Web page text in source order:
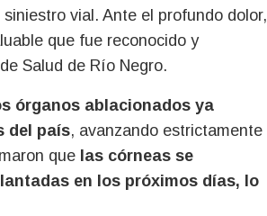
vial. Ante el profundo dolor,
que fue reconocido y
Salud de Río Negro.
órganos ablacionados ya
del país, avanzando estrictamente
que las córneas se
en los próximos días, lo